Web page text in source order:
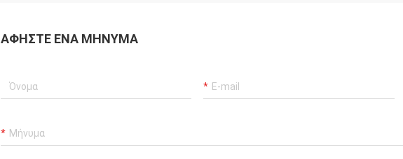
ΑΦΉΣΤΕ ΈΝΑ ΜΉΝΥΜΑ